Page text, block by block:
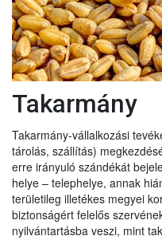
Takarmány
Takarmány-vállalkozási
tárolás, szállítás)
erre irányuló szándékát
helye – telephelye, annak
területileg illetékes megyei
biztonságért felelős
nyilvántartásba veszi, mint